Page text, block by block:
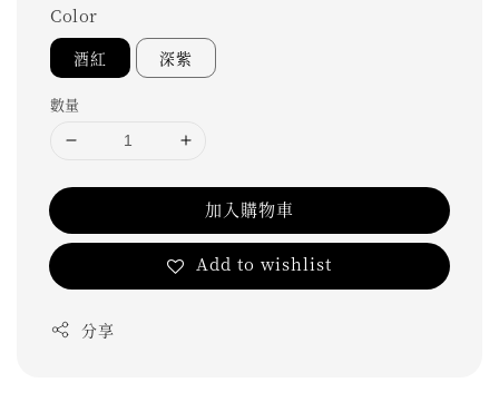
Color
酒紅 深紫
數量
加入購物車
Add to wishlist
分享